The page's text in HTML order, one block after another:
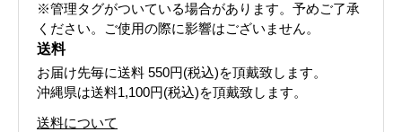
※管理タグがついている場合があります。予めご了承
ください。ご使用の際に影響はございません。
送料
お届け先毎に送料 550円(税込)を頂戴致します。
沖縄県は送料1,100円(税込)を頂戴致します。
送料について